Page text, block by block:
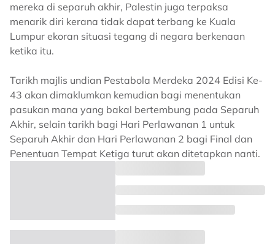
mereka di separuh akhir, Palestin juga terpaksa
menarik diri kerana tidak dapat terbang ke Kuala
Lumpur ekoran situasi tegang di negara berkenaan
ketika itu.
Tarikh majlis undian Pestabola Merdeka 2024 Edisi Ke-
43 akan dimaklumkan kemudian bagi menentukan
pasukan mana yang bakal bertembung pada Separuh
Akhir, selain tarikh bagi Hari Perlawanan 1 untuk
Separuh Akhir dan Hari Perlawanan 2 bagi Final dan
Penentuan Tempat Ketiga turut akan ditetapkan nanti.